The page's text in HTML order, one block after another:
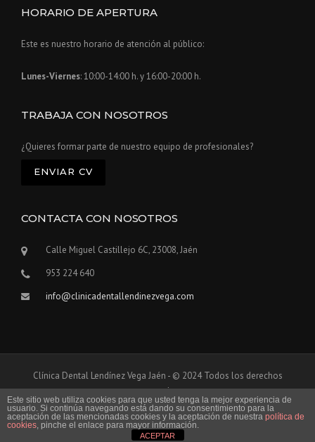
HORARIO DE APERTURA
Este es nuestro horario de atención al público:
Lunes-Viernes: 10:00-14:00 h. y 16:00-20:00 h.
TRABAJA CON NOSOTROS
¿Quieres formar parte de nuestro equipo de profesionales?
ENVIAR CV
CONTACTA CON NOSOTROS
Calle Miguel Castillejo 6C, 23008, Jaén
953 224 640
info@clinicadentallendinezvega.com
Clínica Dental Lendínez Vega Jaén - © 2024 Todos los derechos
reservados
Aviso legal Política de privacidad
Este sitio web utiliza cookies para que usted tenga la mejor experiencia de
usuario. Si continúa navegando está dando su consentimiento para la
aceptación de las mencionadas cookies y la aceptación de nuestra política de
cookies, pinche el enlace para mayor información.
ACEPTAR